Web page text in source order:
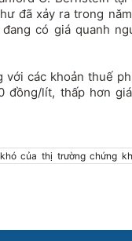
đã xảy ra trong
có giá quanh
với các khoản thuế
đồng/lít, thấp hơn
của thị trường chứng